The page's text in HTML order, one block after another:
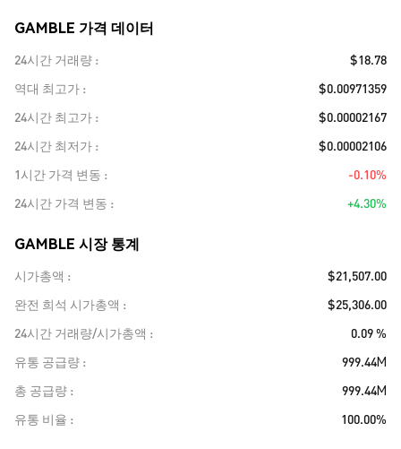
GAMBLE 가격 데이터
24시간 거래량
$18.78
역대 최고가
$0.00971359
24시간 최고가
$0.00002167
24시간 최저가
$0.00002106
1시간 가격 변동
-0.10%
24시간 가격 변동
+4.30%
GAMBLE 시장 통계
시가총액
$21,507.00
완전 희석 시가총액
$25,306.00
24시간 거래량/시가총액
0.09 %
유통 공급량
999.44M
총 공급량
999.44M
유통 비율
100.00%